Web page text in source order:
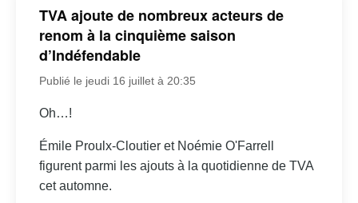
TVA ajoute de nombreux acteurs de
renom à la cinquième saison
d’Indéfendable
Publié le jeudi 16 juillet à 20:35
Oh…!
Émile Proulx-Cloutier et Noémie O'Farrell
figurent parmi les ajouts à la quotidienne de TVA
cet automne.